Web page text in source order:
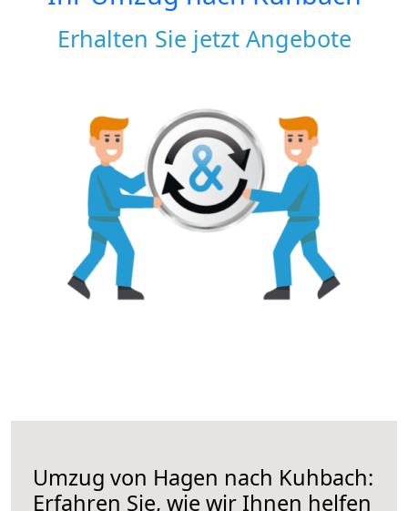
Erhalten Sie jetzt Angebote
Umzug von Hagen nach Kuhbach:
Erfahren Sie, wie wir Ihnen helfen